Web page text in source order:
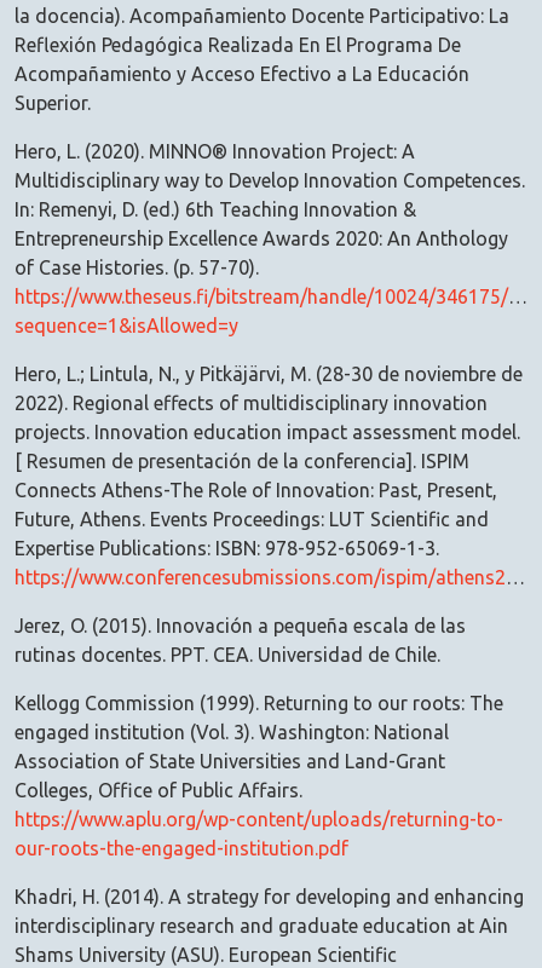
la docencia). Acompañamiento Docente Participativo: La
Reflexión Pedagógica Realizada En El Programa De
Acompañamiento y Acceso Efectivo a La Educación
Superior.
Hero, L. (2020). MINNO® Innovation Project: A
Multidisciplinary way to Develop Innovation Competences.
In: Remenyi, D. (ed.) 6th Teaching Innovation &
Entrepreneurship Excellence Awards 2020: An Anthology
of Case Histories. (p. 57-70).
https://www.theseus.fi/bitstream/handle/10024/346175/
sequence=1&isAllowed=y
Hero, L.; Lintula, N., y Pitkäjärvi, M. (28-30 de noviembre de
2022). Regional effects of multidisciplinary innovation
projects. Innovation education impact assessment model.
[ Resumen de presentación de la conferencia]. ISPIM
Connects Athens-The Role of Innovation: Past, Present,
Future, Athens. Events Proceedings: LUT Scientific and
Expertise Publications: ISBN: 978-952-65069-1-3.
https://www.conferencesubmissions.com/ispim/athens2022/documents/1269250416_Paper.pdf
Jerez, O. (2015). Innovación a pequeña escala de las
rutinas docentes. PPT. CEA. Universidad de Chile.
Kellogg Commission (1999). Returning to our roots: The
engaged institution (Vol. 3). Washington: National
Association of State Universities and Land-Grant
Colleges, Office of Public Affairs.
https://www.aplu.org/wp-content/uploads/returning-to-
our-roots-the-engaged-institution.pdf
Khadri, H. (2014). A strategy for developing and enhancing
interdisciplinary research and graduate education at Ain
Shams University (ASU). European Scientific